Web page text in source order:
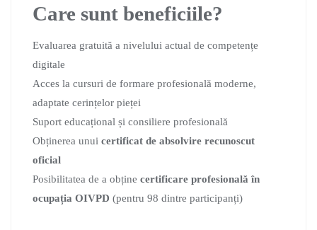
Care sunt beneficiile?
Evaluarea gratuită a nivelului actual de competențe
digitale
Acces la cursuri de formare profesională moderne,
adaptate cerințelor pieței
Suport educațional și consiliere profesională
Obținerea unui certificat de absolvire recunoscut
oficial
Posibilitatea de a obține certificare profesională în
ocupația OIVPD (pentru 98 dintre participanți)